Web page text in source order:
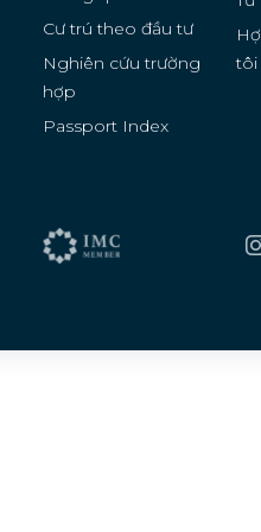
Cư trú theo đầu tư
Nghiên cứu trường
hợp
Passport Index
tôi